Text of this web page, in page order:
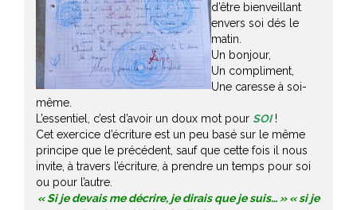
d’être bienveillant
envers soi dés le
matin.
Un bonjour,
Un compliment,
Une caresse à soi-
même.
L’essentiel, c’est d’avoir un doux mot pour SOI!
Cet exercice d’écriture est un peu basé sur le même
principe que le précédent, sauf que cette fois il nous
invite, à travers l’écriture, à prendre un temps pour soi
ou pour l’autre.
« Si je devais me décrire, je dirais que je suis… » « si je